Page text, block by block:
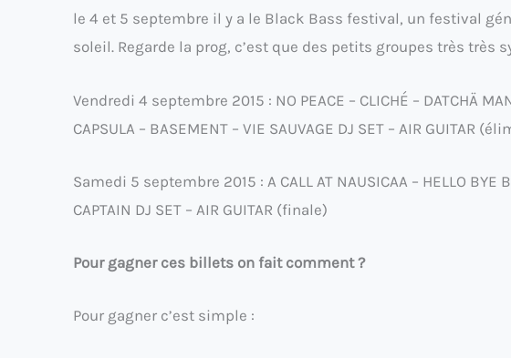
le 4 et 5 septembre il y a le Black Bass festival, un festival
soleil. Regarde la prog, c’est que des petits groupes très très
Vendredi 4 septembre 2015 : NO PEACE – CLICHÉ – DATCHÄ
CAPSULA – BASEMENT – VIE SAUVAGE DJ SET – AIR GUITAR
Samedi 5 septembre 2015 : A CALL AT NAUSICAA – HELLO BYE
CAPTAIN DJ SET – AIR GUITAR (finale)
Pour gagner ces billets on fait comment ?
Pour gagner c’est simple :